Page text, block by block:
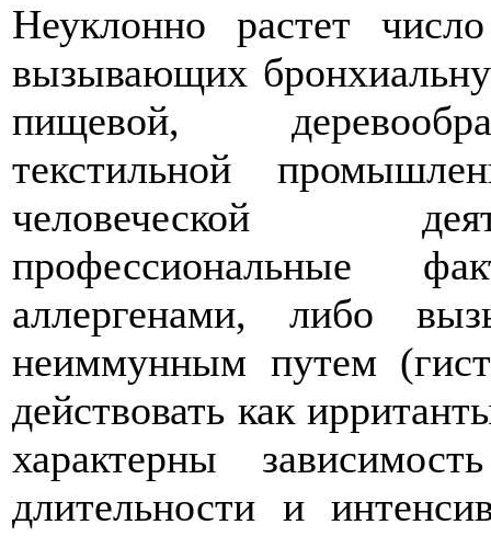
Неуклонно растет
вызывающих
пищевой,
текстильной
человеческой
профессиональные
аллергенами, либо
неиммунным путем
действовать как
характерны
длительности и